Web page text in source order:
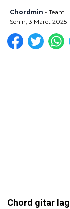
Chordmin - Team
Senin, 3 Maret 2025
Chord gitar